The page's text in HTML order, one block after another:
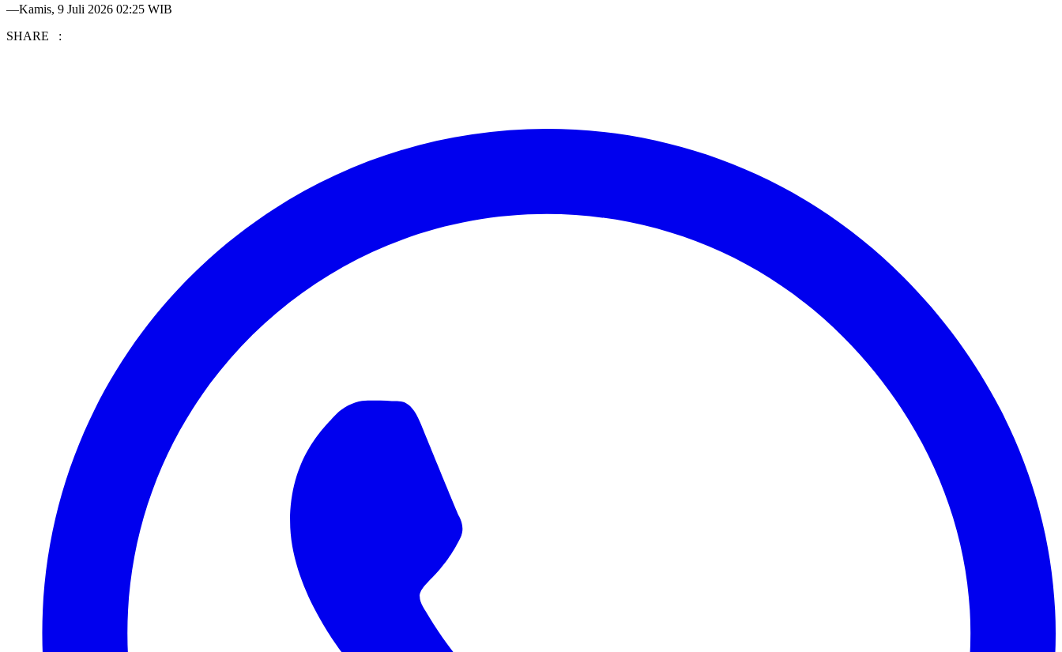
—Kamis, 9 Juli 2026 02:25 WIB
SHARE :